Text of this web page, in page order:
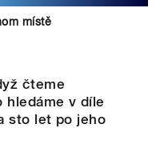
místě
čteme
hledáme v díle
sto let po jeho